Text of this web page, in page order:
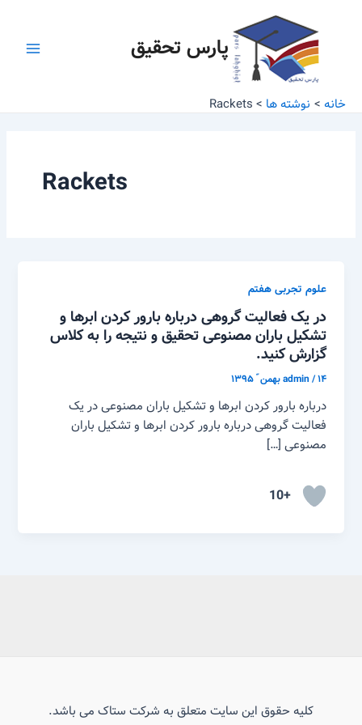
پارس تحقیق
خانه نوشته ها Rackets
Rackets
علوم تجربی هفتم
در یک فعالیت گروهی درباره بارور کردن ابرها و
تشکیل باران مصنوعی تحقیق و نتیجه را به کلاس
گزارش کنید.
admin/۱۴ بهمن ّ ۱۳۹۵
درباره بارور کردن ابرها و تشکیل باران مصنوعی در یک
فعالیت گروهی درباره بارور کردن ابرها و تشکیل باران
مصنوعی […]
+10
کلیه حقوق این سایت متعلق به شرکت ستاک می باشد.